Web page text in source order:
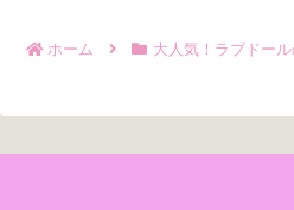
ホーム
大人気！ラブドー